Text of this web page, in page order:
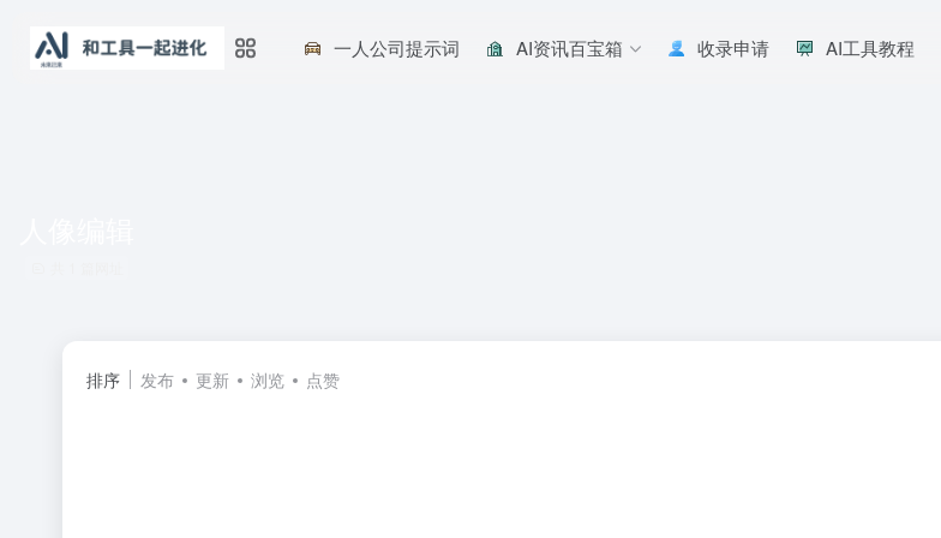
一人公司提示词 AI资讯百宝箱 收录申请 AI工具教程
排序 发布 更新 浏览 点赞